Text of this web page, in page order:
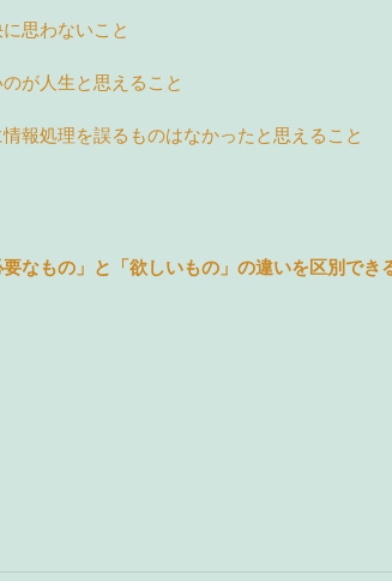
思わないこと
が人生と思えること
報処理を誤るものはなかったと思えること
なもの」と「欲しいもの」の違いを区別でき